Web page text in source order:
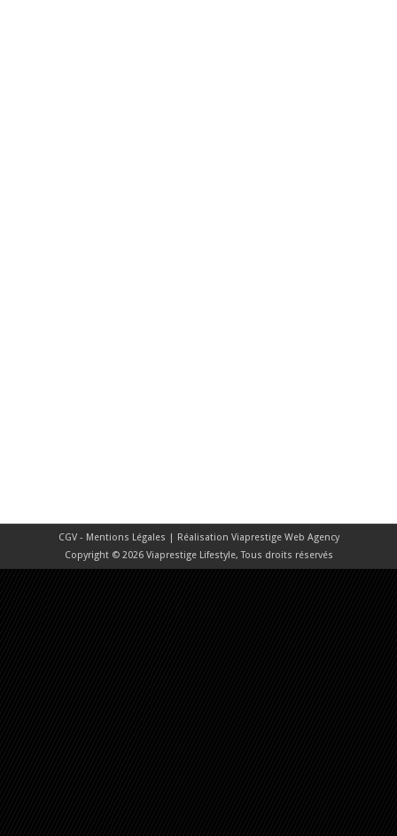
CGV - Mentions Légales | Réalisation Viaprestige Web Agency
Copyright © 2026 Viaprestige Lifestyle, Tous droits réservés